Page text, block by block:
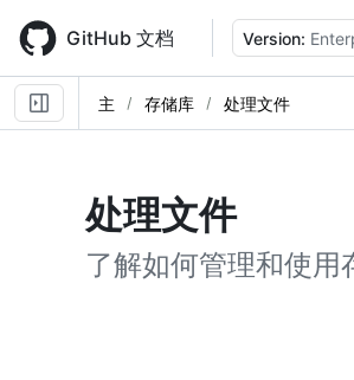
main
content
GitHub 文档 Version:
主 存储库 处理文件
处理文件
了解如何管理和使用